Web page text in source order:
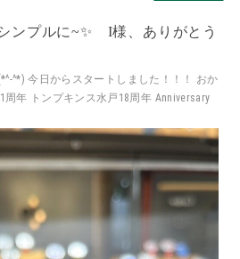
ンプルに~✨ I様、ありがとう
^*) 今日からスタートしました！！！ おか
年 トンプキンス水戸18周年 Anniversary